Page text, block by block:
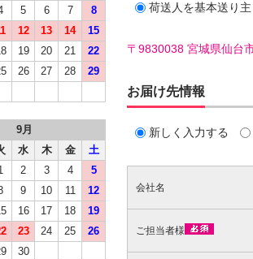
荷送人を基本送り
〒9830038 宮城県仙台
お届け先情報
新しく入力する
会社名
ご担当者様
5 6 7
8
12 13 14
15
19 20 21
22
26 27 28
29
9月
水 木 金
土
2 3 4
5
9 10 11
12
16 17 18
19
23 24 25
26
30